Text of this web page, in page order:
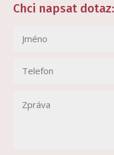
Chci napsat dotaz: